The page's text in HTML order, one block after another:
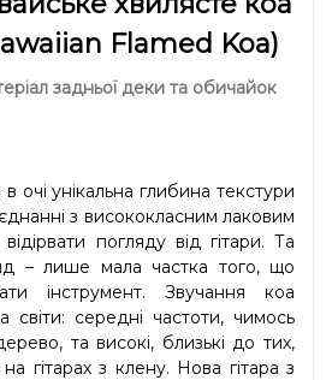
Flamed Koa)
задньої деки та обичайок
унікальна глибина текстури
з висококласним лаковим
погляду від гітари. Та
– лише мала частка того, що
інструмент. Звучання кoa
світи: середні частоти, чимось
та високі, близькі до тих,
гітарах з клену. Нова гітара з